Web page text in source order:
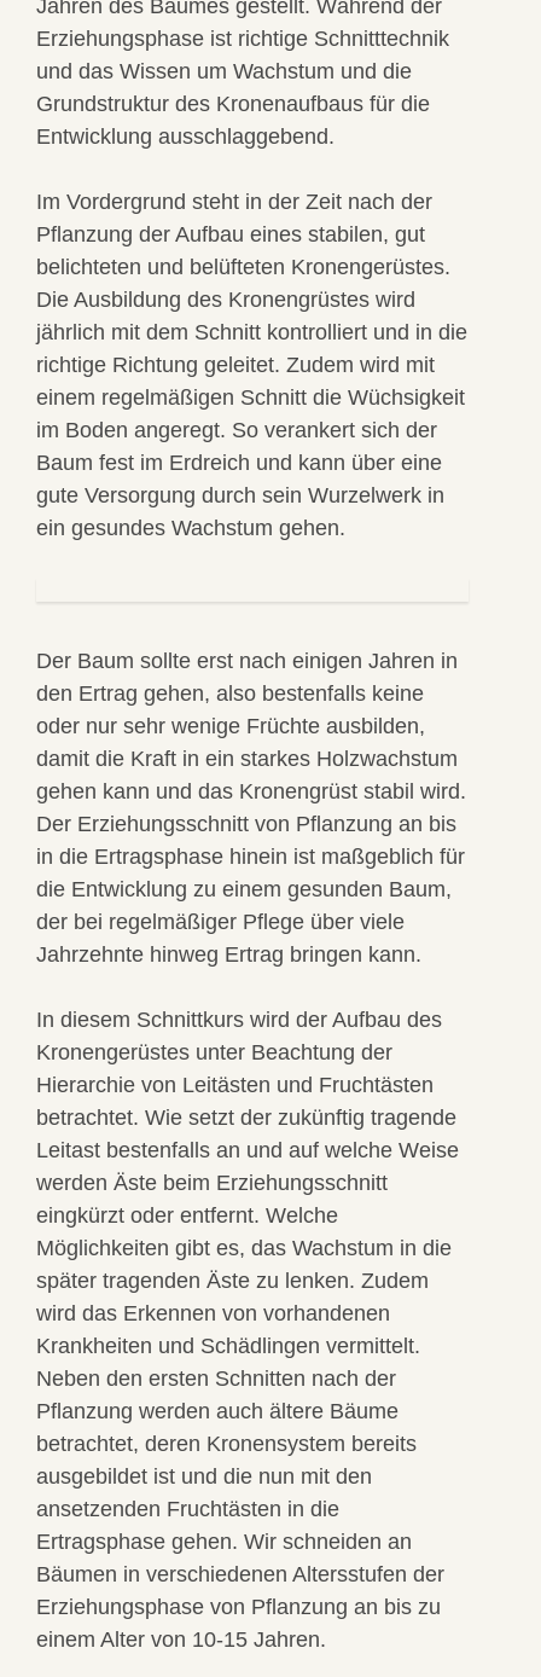
Jahren des Baumes gestellt. Während der
Erziehungsphase ist richtige Schnitttechnik
und das Wissen um Wachstum und die
Grundstruktur des Kronenaufbaus für die
Entwicklung ausschlaggebend.
Im Vordergrund steht in der Zeit nach der
Pflanzung der Aufbau eines stabilen, gut
belichteten und belüfteten Kronengerüstes.
Die Ausbildung des Kronengrüstes wird
jährlich mit dem Schnitt kontrolliert und in die
richtige Richtung geleitet. Zudem wird mit
einem regelmäßigen Schnitt die Wüchsigkeit
im Boden angeregt. So verankert sich der
Baum fest im Erdreich und kann über eine
gute Versorgung durch sein Wurzelwerk in
ein gesundes Wachstum gehen.
Der Baum sollte erst nach einigen Jahren in
den Ertrag gehen, also bestenfalls keine
oder nur sehr wenige Früchte ausbilden,
damit die Kraft in ein starkes Holzwachstum
gehen kann und das Kronengrüst stabil wird.
Der Erziehungsschnitt von Pflanzung an bis
in die Ertragsphase hinein ist maßgeblich für
die Entwicklung zu einem gesunden Baum,
der bei regelmäßiger Pflege über viele
Jahrzehnte hinweg Ertrag bringen kann.
In diesem Schnittkurs wird der Aufbau des
Kronengerüstes unter Beachtung der
Hierarchie von Leitästen und Fruchtästen
betrachtet. Wie setzt der zukünftig tragende
Leitast bestenfalls an und auf welche Weise
werden Äste beim Erziehungsschnitt
eingkürzt oder entfernt. Welche
Möglichkeiten gibt es, das Wachstum in die
später tragenden Äste zu lenken. Zudem
wird das Erkennen von vorhandenen
Krankheiten und Schädlingen vermittelt.
Neben den ersten Schnitten nach der
Pflanzung werden auch ältere Bäume
betrachtet, deren Kronensystem bereits
ausgebildet ist und die nun mit den
ansetzenden Fruchtästen in die
Ertragsphase gehen. Wir schneiden an
Bäumen in verschiedenen Altersstufen der
Erziehungsphase von Pflanzung an bis zu
einem Alter von 10-15 Jahren.